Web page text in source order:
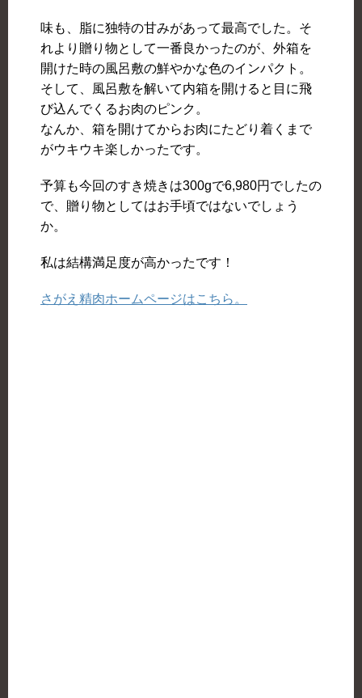
味も、脂に独特の甘みがあって最高でした。そ
れより贈り物として一番良かったのが、外箱を
開けた時の風呂敷の鮮やかな色のインパクト。
そして、風呂敷を解いて内箱を開けると目に飛
び込んでくるお肉のピンク。
なんか、箱を開けてからお肉にたどり着くまで
がウキウキ楽しかったです。
予算も今回のすき焼きは300gで6,980円でしたの
で、贈り物としてはお手頃ではないでしょう
か。
私は結構満足度が高かったです！
さがえ精肉ホームページはこちら。